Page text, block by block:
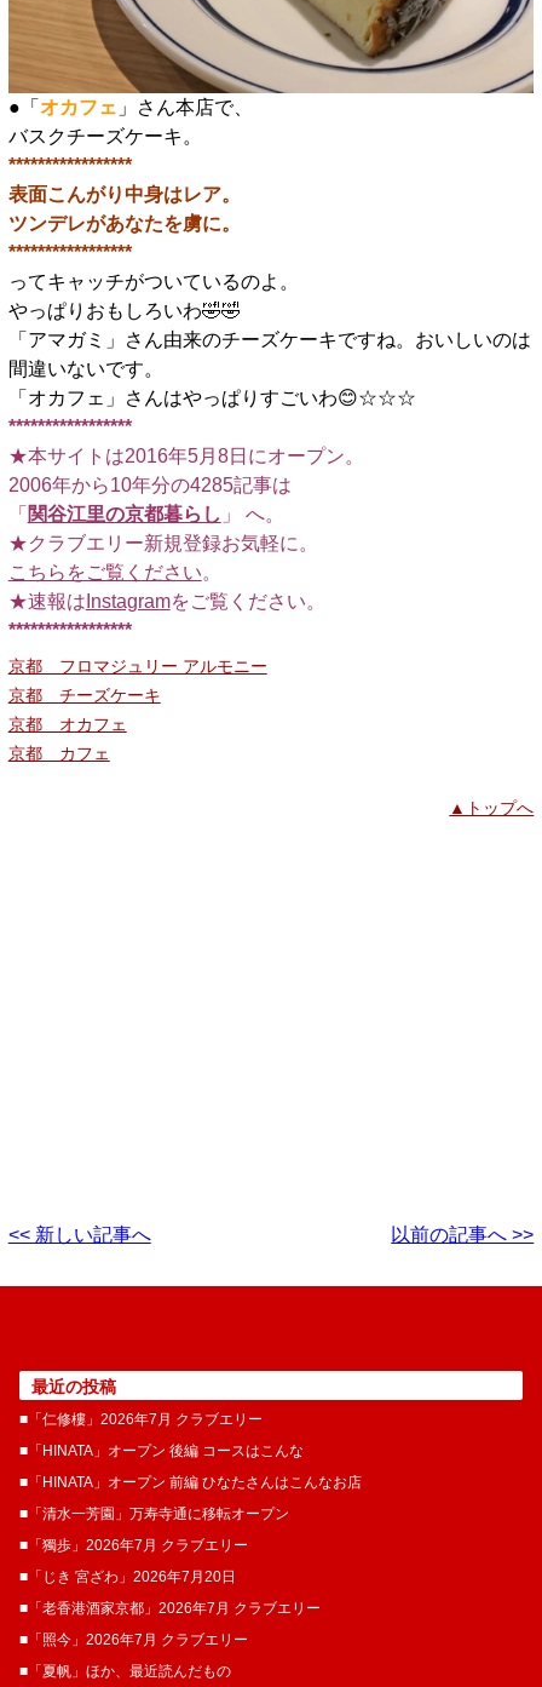
●「 オカフェ 」さん本店で、
バスクチーズケーキ。
*****************
表面こんがり中身はレア。
ツンデレがあなたを虜に。
*****************
ってキャッチがついているのよ。
やっぱりおもしろいわ🤣🤣
「アマガミ」さん由来のチーズケーキですね。おいしいのは
間違いないです。
「オカフェ」さんはやっぱりすごいわ😊☆☆☆
*****************
★本サイトは2016年5月8日にオープン。
2006年から10年分の4285記事は
「 関谷江里の京都暮らし 」 へ。
★クラブエリー新規登録お気軽に。
こちらをご覧ください。
★速報は Instagramをご覧ください。
*****************
京都 フロマジュリー アルモニー
京都 チーズケーキ
京都 オカフェ
京都 カフェ
▲トップへ
<< 新しい記事へ 以前の記事へ >>
最近の投稿
■「仁修樓」2026年7月 クラブエリー
■「HINATA」オープン 後編 コースはこんな
■「HINATA」オープン 前編 ひなたさんはこんなお店
■「清水一芳園」万寿寺通に移転オープン
■「獨歩」2026年7月 クラブエリー
■「じき 宮ざわ」2026年7月20日
■「老香港酒家京都」2026年7月 クラブエリー
■「照今」2026年7月 クラブエリー
■「夏帆」ほか、最近読んだもの